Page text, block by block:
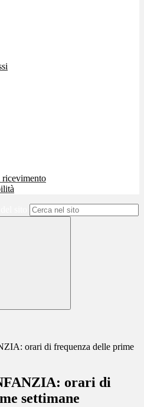
ricevimento
orari di frequenza delle prime
orari di
settimane